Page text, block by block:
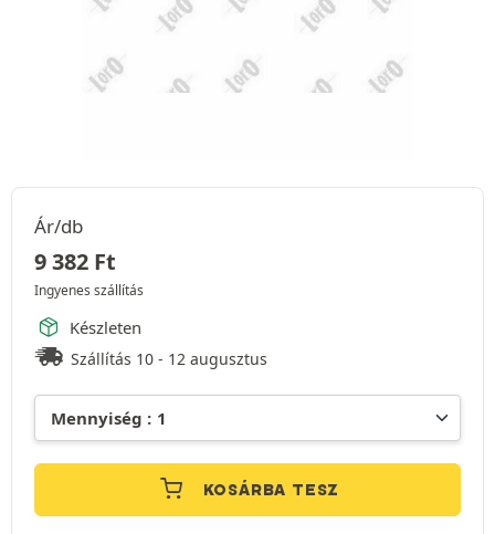
Ár/db
9 382 Ft
Ingyenes szállítás
Készleten
Szállítás 10 - 12 augusztus
KOSÁRBA TESZ